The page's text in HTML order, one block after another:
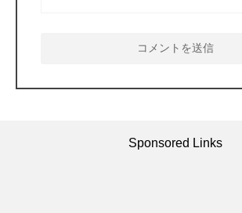
Sponsored Links